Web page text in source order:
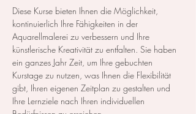
Diese Kurse bieten Ihnen die Möglichkeit,
kontinuierlich Ihre Fähigkeiten in der
Aquarellmalerei zu verbessern und Ihre
künstlerische Kreativität zu entfalten. Sie haben
ein ganzes Jahr Zeit, um Ihre gebuchten
Kurstage zu nutzen, was Ihnen die Flexibilität
gibt, Ihren eigenen Zeitplan zu gestalten und
Ihre Lernziele nach Ihren individuellen